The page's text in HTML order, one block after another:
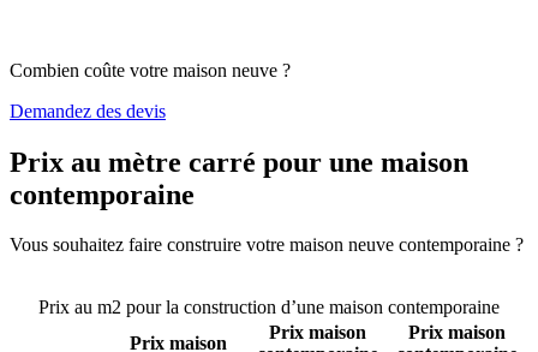
Combien coûte votre maison neuve ?
Demandez des devis
Prix au mètre carré pour une maison
contemporaine
Vous souhaitez faire construire votre maison neuve contemporaine ?
Prix au m2 pour la construction d’une maison contemporaine
Prix maison
Prix maison
Prix maison